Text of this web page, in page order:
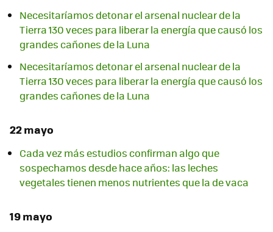
Necesitaríamos detonar el arsenal nuclear de la
Tierra 130 veces para liberar la energía que causó los
grandes cañones de la Luna
Necesitaríamos detonar el arsenal nuclear de la
Tierra 130 veces para liberar la energía que causó los
grandes cañones de la Luna
22 mayo
Cada vez más estudios confirman algo que
sospechamos desde hace años: las leches
vegetales tienen menos nutrientes que la de vaca
19 mayo